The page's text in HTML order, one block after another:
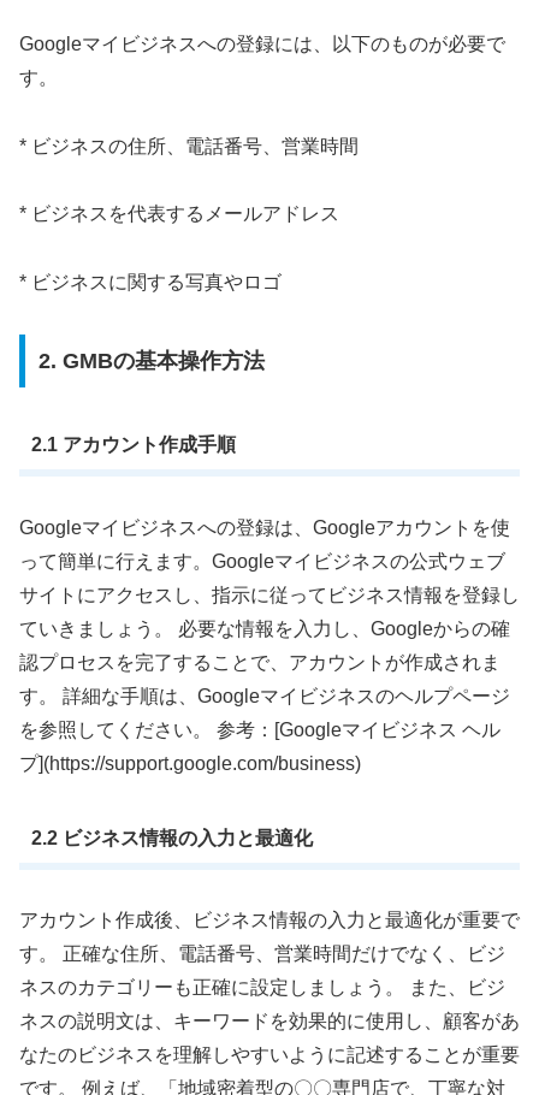
Googleマイビジネスへの登録には、以下のものが必要で
す。
* ビジネスの住所、電話番号、営業時間
* ビジネスを代表するメールアドレス
* ビジネスに関する写真やロゴ
2. GMBの基本操作方法
2.1 アカウント作成手順
Googleマイビジネスへの登録は、Googleアカウントを使
って簡単に行えます。Googleマイビジネスの公式ウェブ
サイトにアクセスし、指示に従ってビジネス情報を登録し
ていきましょう。 必要な情報を入力し、Googleからの確
認プロセスを完了することで、アカウントが作成されま
す。 詳細な手順は、Googleマイビジネスのヘルプページ
を参照してください。 参考：[Googleマイビジネス ヘル
プ](https://support.google.com/business)
2.2 ビジネス情報の入力と最適化
アカウント作成後、ビジネス情報の入力と最適化が重要で
す。 正確な住所、電話番号、営業時間だけでなく、ビジ
ネスのカテゴリーも正確に設定しましょう。 また、ビジ
ネスの説明文は、キーワードを効果的に使用し、顧客があ
なたのビジネスを理解しやすいように記述することが重要
です。 例えば、「地域密着型の〇〇専門店で、丁寧な対